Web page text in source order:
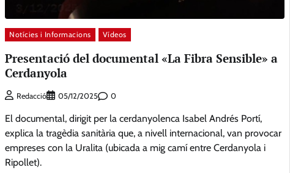
Notícies i Informacions Vídeos
Presentació del documental «La Fibra Sensible» a
Cerdanyola
Redacció 05/12/2025 0
El documental, dirigit per la cerdanyolenca Isabel Andrés Portí,
explica la tragèdia sanitària que, a nivell internacional, van provocar
empreses con la Uralita (ubicada a mig camí entre Cerdanyola i
Ripollet).